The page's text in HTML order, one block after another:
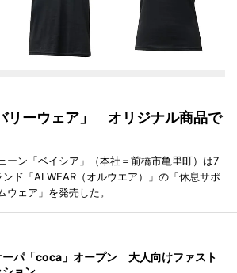
リーウェア」 オリジナル商品で
ーン「ベイシア」（本社＝前橋市亀里町）は7
ド「ALWEAR（オルウエア）」の「休息サポ
ェア」を発売した。
ーパ「coca」オープン 大人向けファスト